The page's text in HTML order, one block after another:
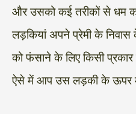
और उसको कई तरीकों से धम
लड़कियां अपने प्रेमी के
को फंसाने के लिए किसी
ऐसे में आप उस लड़की के ऊपर